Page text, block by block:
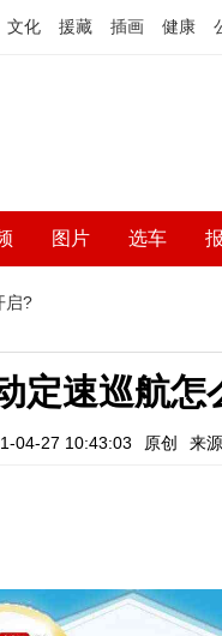
文化 援藏 插画 健康
图片 选车
启?
定速巡航怎
04-27 10:43:03 原创 来